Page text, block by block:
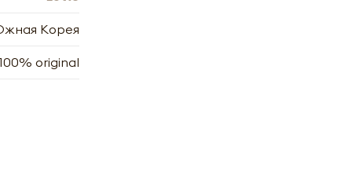
Корея
100% original